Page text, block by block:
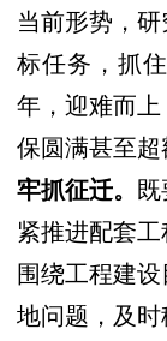
当前形势，
标任务，抓
年，迎难而
保圆满甚至超
牢抓征迁。
紧推进配套
围绕工程建
地问题，及